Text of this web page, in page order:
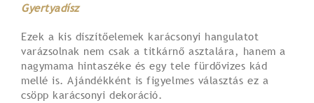
Gyertyadísz
Ezek a kis díszítőelemek karácsonyi hangulatot
varázsolnak nem csak a titkárnő asztalára, hanem a
nagymama hintaszéke és egy tele fürdővizes kád
mellé is. Ajándékként is figyelmes választás ez a
csöpp karácsonyi dekoráció.